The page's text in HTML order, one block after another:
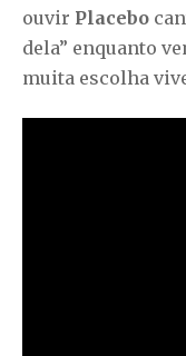
ouvir Placebo
dela” enquanto
muita escolha